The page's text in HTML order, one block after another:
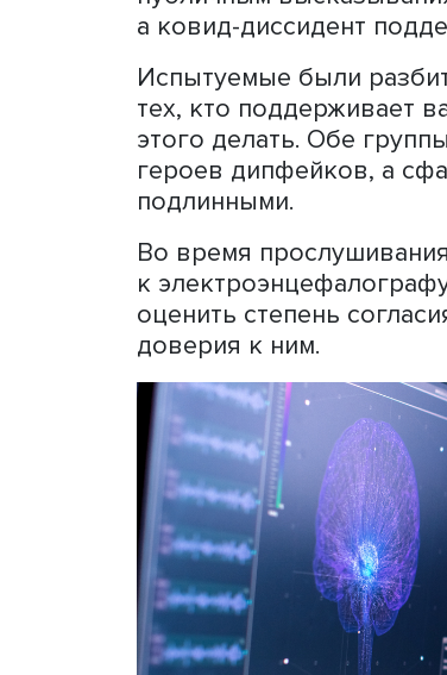
Первое
исходили из
когда слова
внутренним
Для исследования
героями которых
ковид-диссидент.
они прослушают
обсуждались
записях спикеры
публичным
а ковид-диссидент
Испытуемые были
тех, кто
этого делать. Обе
героев дипфейков,
подлинными.